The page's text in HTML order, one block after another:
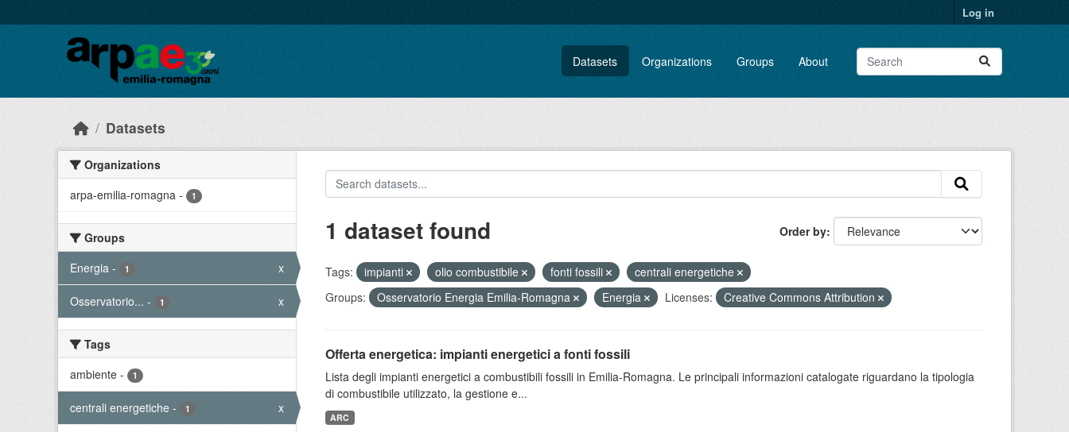
Log in
Datasets Organizations Groups About
Datasets
Organizations
arpa-emilia-romagna - 1
Groups
Energia - 1 x
Osservatorio... - 1 x
Tags
ambiente - 1
centrali energetiche - 1 x
Order by
1 dataset found
Tags: impianti olio combustibile fonti fossili
centrali energetiche
Groups:
Osservatorio Energia Emilia-Romagna Energia Licenses: Creative Commons Attribution
Offerta energetica: impianti energetici a fonti fossili
Lista degli impianti energetici a combustibili fossili in Emilia-Romagna. Le principali informazioni catalogate riguardano la tipologia
di combustibile utilizzato, la gestione e...
ARC